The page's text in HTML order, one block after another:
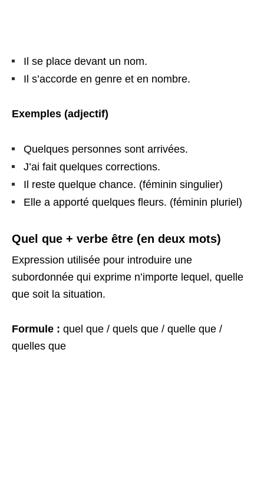
Il se place devant un nom.
Il s’accorde en genre et en nombre.
Exemples (adjectif)
Quelques personnes sont arrivées.
J’ai fait quelques corrections.
Il reste quelque chance. (féminin singulier)
Elle a apporté quelques fleurs. (féminin pluriel)
Quel que + verbe être (en deux mots)
Expression utilisée pour introduire une
subordonnée qui exprime n’importe lequel, quelle
que soit la situation.
Formule : quel que / quels que / quelle que /
quelles que